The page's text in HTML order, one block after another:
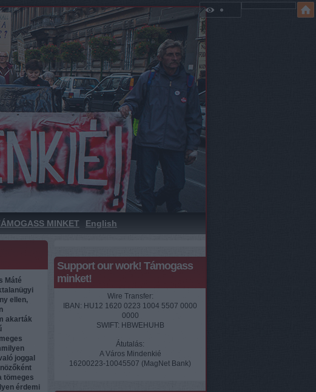
MINKET English
Support our work! Támogass
minket!
Wire Transfer:
IBAN: HU12 1620 0223 1004 5507 0000
0000
SWIFT: HBWEHUHB
Átutalás:
A Város Mindenkié
16200223-10045507 (MagNet Bank)
Máté
ellen,
akarták
joggal
tömeges
érdemi